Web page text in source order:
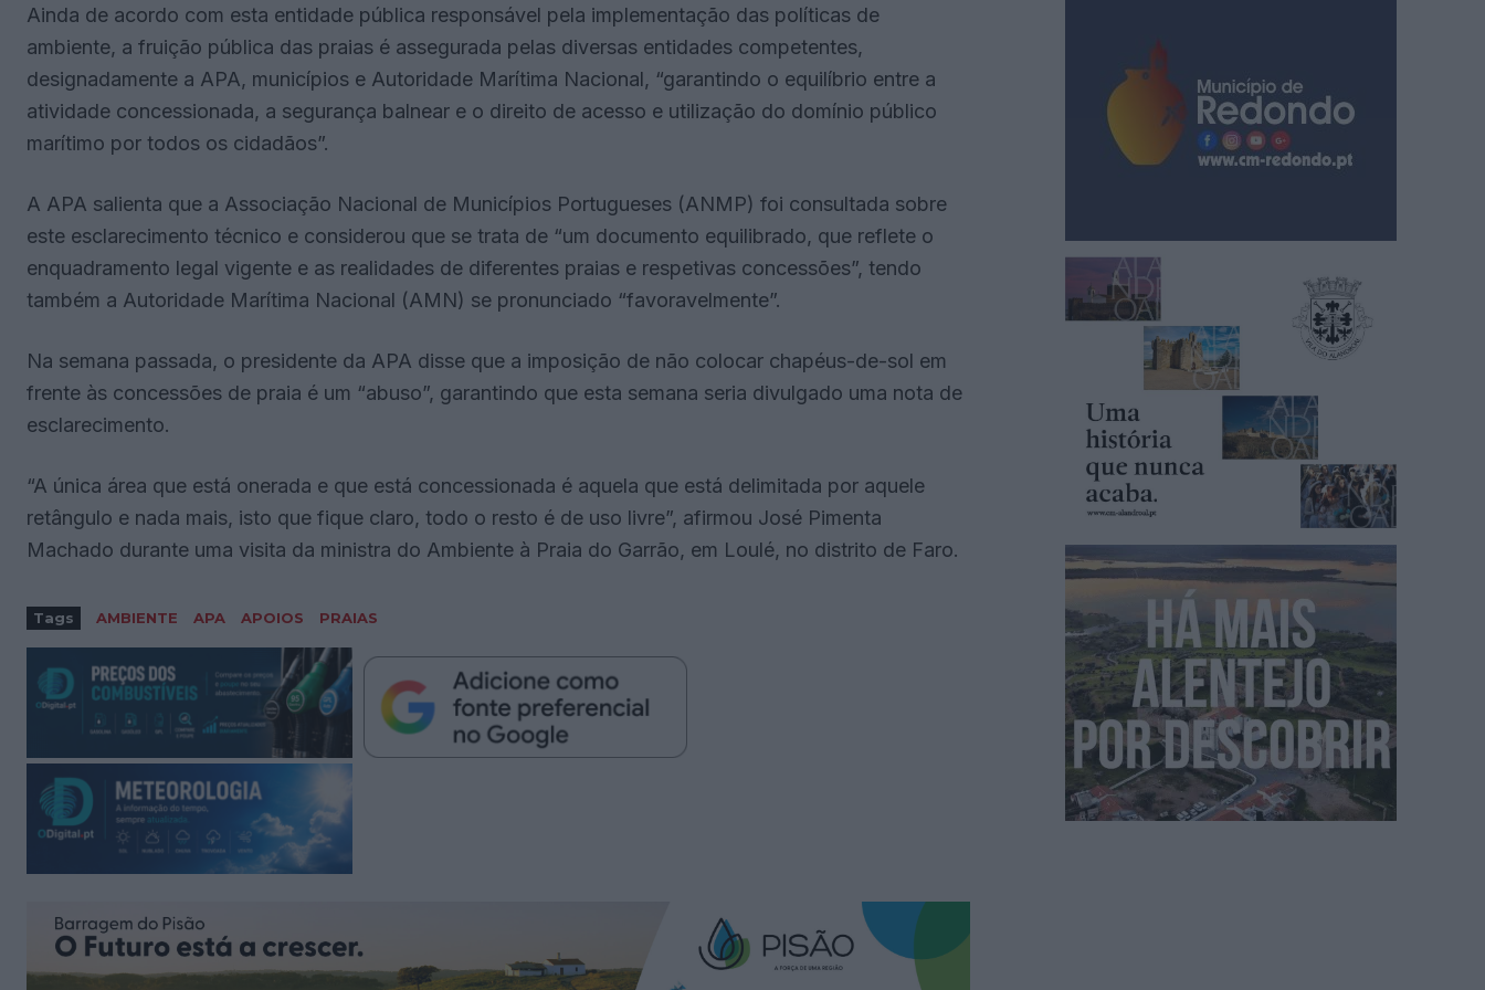
Ainda de acordo com esta entidade pública responsável pela implementação das políticas de
ambiente, a fruição pública das praias é assegurada pelas diversas entidades competentes,
designadamente a APA, municípios e Autoridade Marítima Nacional, “garantindo o equilíbrio entre a
atividade concessionada, a segurança balnear e o direito de acesso e utilização do domínio público
marítimo por todos os cidadãos”.
A APA salienta que a Associação Nacional de Municípios Portugueses (ANMP) foi consultada sobre
este esclarecimento técnico e considerou que se trata de “um documento equilibrado, que reflete o
enquadramento legal vigente e as realidades de diferentes praias e respetivas concessões”, tendo
também a Autoridade Marítima Nacional (AMN) se pronunciado “favoravelmente”.
Na semana passada, o presidente da APA disse que a imposição de não colocar chapéus-de-sol em
frente às concessões de praia é um “abuso”, garantindo que esta semana seria divulgado uma nota de
esclarecimento.
“A única área que está onerada e que está concessionada é aquela que está delimitada por aquele
retângulo e nada mais, isto que fique claro, todo o resto é de uso livre”, afirmou José Pimenta
Machado durante uma visita da ministra do Ambiente à Praia do Garrão, em Loulé, no distrito de Faro.
Tags AMBIENTE APA APOIOS PRAIAS